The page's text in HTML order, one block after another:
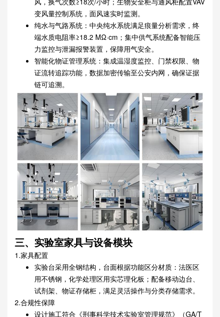
变风量控制系统，面风速实时监测。
纯水与气路系统：中央纯水系统满足痕量分析需求，终
端水质电阻率≥18.2 MΩ·cm；集中供气系统配备智能压
力监控与泄漏报警装置，保障用气安全。
智能化物证管理系统：集成温湿度监控、门禁权限、物
证流转追踪功能，数据加密传输至公安内网，确保证据
链可追溯。
三、实验室家具与设备模块
1.家具配置
实验台采用全钢结构，台面根据功能区分材质：法医区
用不锈钢，化学处理区用实芯理化板；配备移动边台、
试剂架、物证存储柜，满足灵活操作与分类存储需求。
2.合规性保障
设计施工符合《刑事科学技术实验室管理规范》（GA/T